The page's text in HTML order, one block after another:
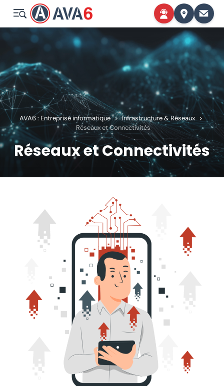
AVA6 : Entreprise informatique > Infrastructure & Réseaux >
Réseaux et Connectivités
Réseaux et Connectivités